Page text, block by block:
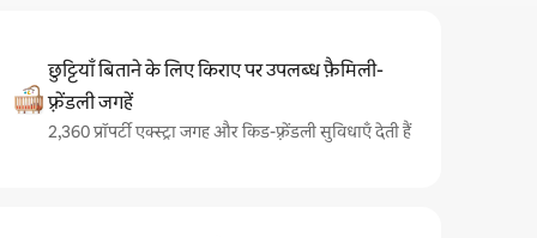
छुट्टियाँ बिताने के लिए किराए पर उपलब्ध फ़ैमिली-
फ़्रेंडली जगहें
2,360 प्रॉपर्टी एक्स्ट्रा जगह और किड-फ़्रेंडली सुविधाएँ देती हैं